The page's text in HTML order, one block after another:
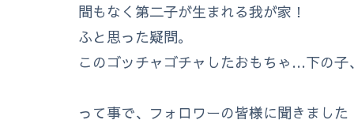
間もなく第二子が生まれる我が家！
ふと思った疑問。
このゴッチャゴチャしたおもちゃ…下の
って事で、フォロワーの皆様に聞きました